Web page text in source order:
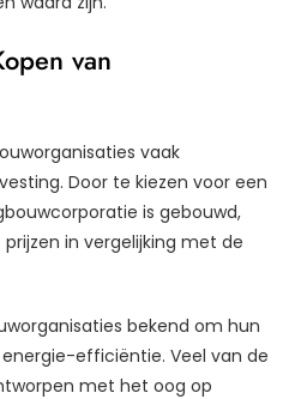
van
vaak
Door te kiezen voor een
is gebouwd,
in vergelijking met de
bekend om hun
efficiëntie. Veel van de
met het oog op